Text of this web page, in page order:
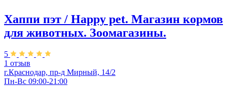
Хаппи пэт / Happy pet. Магазин кормов
для животных. Зоомагазины.
5
1 отзыв
г.Краснодар, пр-д Мирный, 14/2
Пн-Вс 09:00-21:00